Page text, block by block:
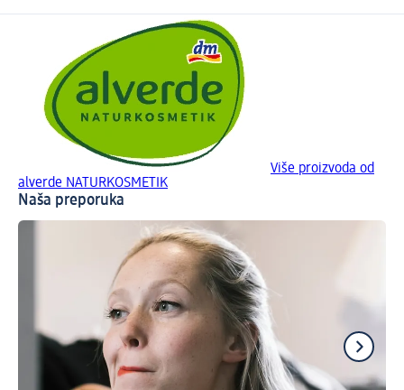
Više proizvoda od
alverde NATURKOSMETIK
Naša preporuka